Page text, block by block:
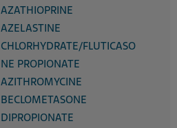
AZATHIOPRINE
AZELASTINE
CHLORHYDRATE/FLUTICASO
NE PROPIONATE
AZITHROMYCINE
BECLOMETASONE
DIPROPIONATE